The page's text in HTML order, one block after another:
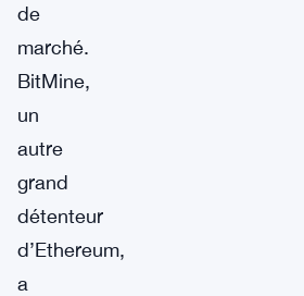
de
marché.
BitMine,
un
autre
grand
détenteur
d’Ethereum,
a